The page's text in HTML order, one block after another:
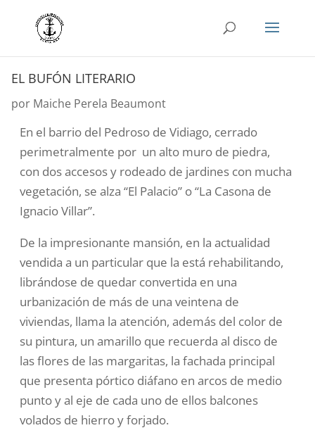
EL BUFÓN LITERARIO
por Maiche Perela Beaumont
En el barrio del Pedroso de Vidiago, cerrado
perimetralmente por un alto muro de piedra,
con dos accesos y rodeado de jardines con mucha
vegetación, se alza “El Palacio” o “La Casona de
Ignacio Villar”.
De la impresionante mansión, en la actualidad
vendida a un particular que la está rehabilitando,
librándose de quedar convertida en una
urbanización de más de una veintena de
viviendas, llama la atención, además del color de
su pintura, un amarillo que recuerda al disco de
las flores de las margaritas, la fachada principal
que presenta pórtico diáfano en arcos de medio
punto y al eje de cada uno de ellos balcones
volados de hierro y forjado.